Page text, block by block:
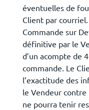
éventuelles de
Client par
Commande sur
définitive par le
d’un acompte de
commande. Le
l’exactitude des
le Vendeur
ne pourra tenir